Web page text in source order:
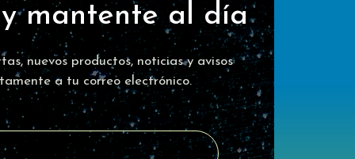
mantente al día
nuevos productos, noticias y avisos
a tu correo electrónico.